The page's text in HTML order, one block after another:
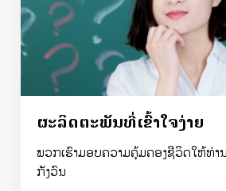
ຜະລິດຕະພັນທີ່ເຂົ້າໃຈງ່າຍ
ພວກເຮົາມອບຄວາມຄຸ້ມຄອງຊີວິດໃຫ້ທ່າ
ກັງວົນ